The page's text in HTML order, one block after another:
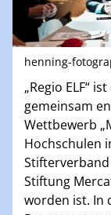
henning-
„Regio ELF“
gemeinsam
Wettbewerb
Hochschulen
Stiftung
worden ist. In